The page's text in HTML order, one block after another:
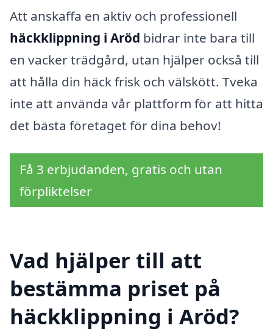
Att anskaffa en aktiv och professionell
häckklippning i Aröd bidrar inte bara till
en vacker trädgård, utan hjälper också till
att hålla din häck frisk och välskött. Tveka
inte att använda vår plattform för att hitta
det bästa företaget för dina behov!
Få 3 erbjudanden, gratis och utan
förpliktelser
Vad hjälper till att
bestämma priset på
häckklippning i Aröd?